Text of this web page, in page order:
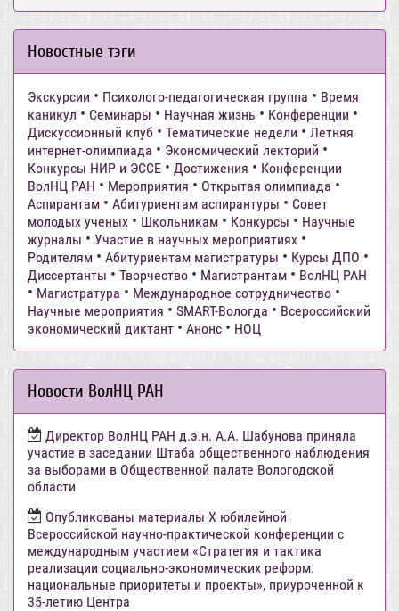
Новостные тэги
Экскурсии • Психолого-педагогическая группа • Время
каникул • Семинары • Научная жизнь • Конференции •
Дискуссионный клуб • Тематические недели • Летняя
интернет-олимпиада • Экономический лекторий •
Конкурсы НИР и ЭССЕ • Достижения • Конференции
ВолНЦ РАН • Мероприятия • Открытая олимпиада •
Аспирантам • Абитуриентам аспирантуры • Совет
молодых ученых • Школьникам • Конкурсы • Научные
журналы • Участие в научных мероприятиях •
Родителям • Абитуриентам магистратуры • Курсы ДПО •
Диссертанты • Творчество • Магистрантам • ВолНЦ РАН
• Магистратура • Международное сотрудничество •
Научные мероприятия • SMART-Вологда • Всероссийский
экономический диктант • Анонс • НОЦ
Новости ВолНЦ РАН
Директор ВолНЦ РАН д.э.н. А.А. Шабунова приняла
участие в заседании Штаба общественного наблюдения
за выборами в Общественной палате Вологодской
области
Опубликованы материалы X юбилейной
Всероссийской научно-практической конференции с
международным участием «Стратегия и тактика
реализации социально-экономических реформ:
национальные приоритеты и проекты», приуроченной к
35-летию Центра